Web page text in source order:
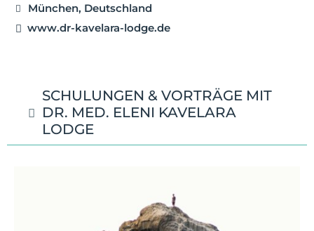
München, Deutschland
www.dr-kavelara-lodge.de
SCHULUNGEN & VORTRÄGE MIT
DR. MED. ELENI KAVELARA
LODGE